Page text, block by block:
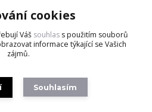
cookies
Váš souhlas s použitím souborů
informace týkající se Vašich
zájmů.
Souhlasím